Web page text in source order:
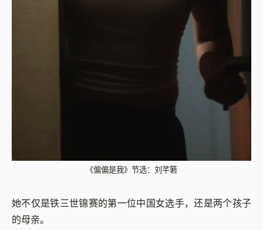
《偏偏是我》节选：刘芊箬
她不仅是铁三世锦赛的第一位中国女选手，还是两个孩子
的母亲。